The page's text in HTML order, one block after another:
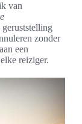
van
zonder
een
reiziger.